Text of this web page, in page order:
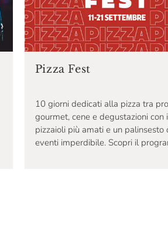
Pizza Fest
10 giorni dedicati alla pizza tra
gourmet, cene e degustazioni con i
pizzaioli più amati e un palinsesto
eventi imperdibile. Scopri il